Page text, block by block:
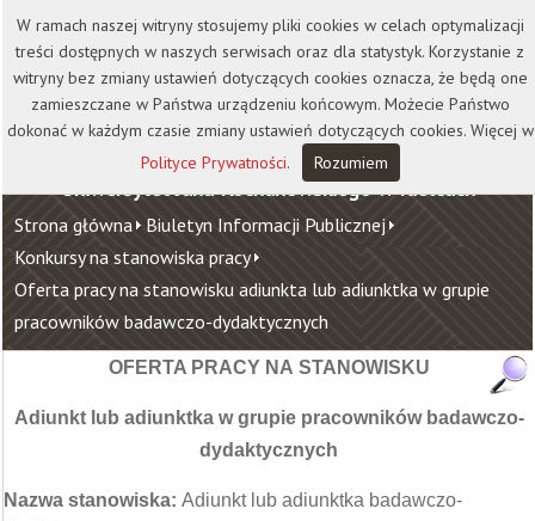
Kontakt Biblioteka
Wydawnictwo
Wirtualna Uczelnia
Uniwersytet Jana Kochanowskiego w Kielcach
Strona główna Biuletyn Informacji Publicznej
Konkursy na stanowiska pracy
Oferta pracy na stanowisku adiunkta lub adiunktka w grupie
pracowników badawczo-dydaktycznych
OFERTA PRACY NA STANOWISKU
Adiunkt lub adiunktka w grupie pracowników badawczo-
dydaktycznych
Nazwa stanowiska: Adiunkt lub adiunktka badawczo-
W ramach naszej witryny stosujemy pliki cookies w celach optymalizacji
treści dostępnych w naszych serwisach oraz dla statystyk. Korzystanie z
witryny bez zmiany ustawień dotyczących cookies oznacza, że będą one
zamieszczane w Państwa urządzeniu końcowym. Możecie Państwo
dokonać w każdym czasie zmiany ustawień dotyczących cookies. Więcej w
Polityce Prywatności. Rozumiem